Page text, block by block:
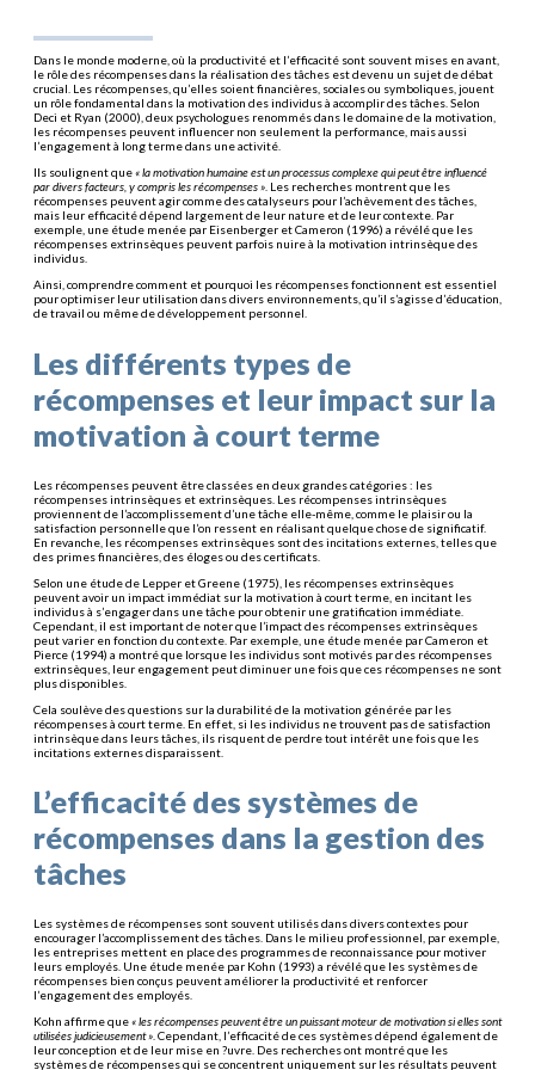
Dans le monde moderne, où la productivité et l’efficacité sont souvent mises en avant,
le rôle des récompenses dans la réalisation des tâches est devenu un sujet de débat
crucial. Les récompenses, qu’elles soient financières, sociales ou symboliques, jouent
un rôle fondamental dans la motivation des individus à accomplir des tâches. Selon
Deci et Ryan (2000), deux psychologues renommés dans le domaine de la motivation,
les récompenses peuvent influencer non seulement la performance, mais aussi
l’engagement à long terme dans une activité.
Ils soulignent que« la motivation humaine est un processus complexe qui peut être influencé
par divers facteurs, y compris les récompenses » . Les recherches montrent que les
récompenses peuvent agir comme des catalyseurs pour l’achèvement des tâches,
mais leur efficacité dépend largement de leur nature et de leur contexte. Par
exemple, une étude menée par Eisenberger et Cameron (1996) a révélé que les
récompenses extrinsèques peuvent parfois nuire à la motivation intrinsèque des
individus.
Ainsi, comprendre comment et pourquoi les récompenses fonctionnent est essentiel
pour optimiser leur utilisation dans divers environnements, qu’il s’agisse d’éducation,
de travail ou même de développement personnel.
Les différents types de
récompenses et leur impact sur la
motivation à court terme
Les récompenses peuvent être classées en deux grandes catégories : les
récompenses intrinsèques et extrinsèques. Les récompenses intrinsèques
proviennent de l’accomplissement d’une tâche elle-même, comme le plaisir ou la
satisfaction personnelle que l’on ressent en réalisant quelque chose de significatif.
En revanche, les récompenses extrinsèques sont des incitations externes, telles que
des primes financières, des éloges ou des certificats.
Selon une étude de Lepper et Greene (1975), les récompenses extrinsèques
peuvent avoir un impact immédiat sur la motivation à court terme, en incitant les
individus à s’engager dans une tâche pour obtenir une gratification immédiate.
Cependant, il est important de noter que l’impact des récompenses extrinsèques
peut varier en fonction du contexte. Par exemple, une étude menée par Cameron et
Pierce (1994) a montré que lorsque les individus sont motivés par des récompenses
extrinsèques, leur engagement peut diminuer une fois que ces récompenses ne sont
plus disponibles.
Cela soulève des questions sur la durabilité de la motivation générée par les
récompenses à court terme. En effet, si les individus ne trouvent pas de satisfaction
intrinsèque dans leurs tâches, ils risquent de perdre tout intérêt une fois que les
incitations externes disparaissent.
L’efficacité des systèmes de
récompenses dans la gestion des
tâches
Les systèmes de récompenses sont souvent utilisés dans divers contextes pour
encourager l’accomplissement des tâches. Dans le milieu professionnel, par exemple,
les entreprises mettent en place des programmes de reconnaissance pour motiver
leurs employés. Une étude menée par Kohn (1993) a révélé que les systèmes de
récompenses bien conçus peuvent améliorer la productivité et renforcer
l’engagement des employés.
Kohn affirme que« les récompenses peuvent être un puissant moteur de motivation si elles sont
utilisées judicieusement » . Cependant, l’efficacité de ces systèmes dépend également de
leur conception et de leur mise en ?uvre. Des recherches ont montré que les
systèmes de récompenses qui se concentrent uniquement sur les résultats peuvent